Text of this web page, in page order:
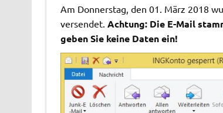
Am Donnerstag, den 01. März 2018
versendet. Achtung: Die E-Mail
geben Sie keine Daten ein!